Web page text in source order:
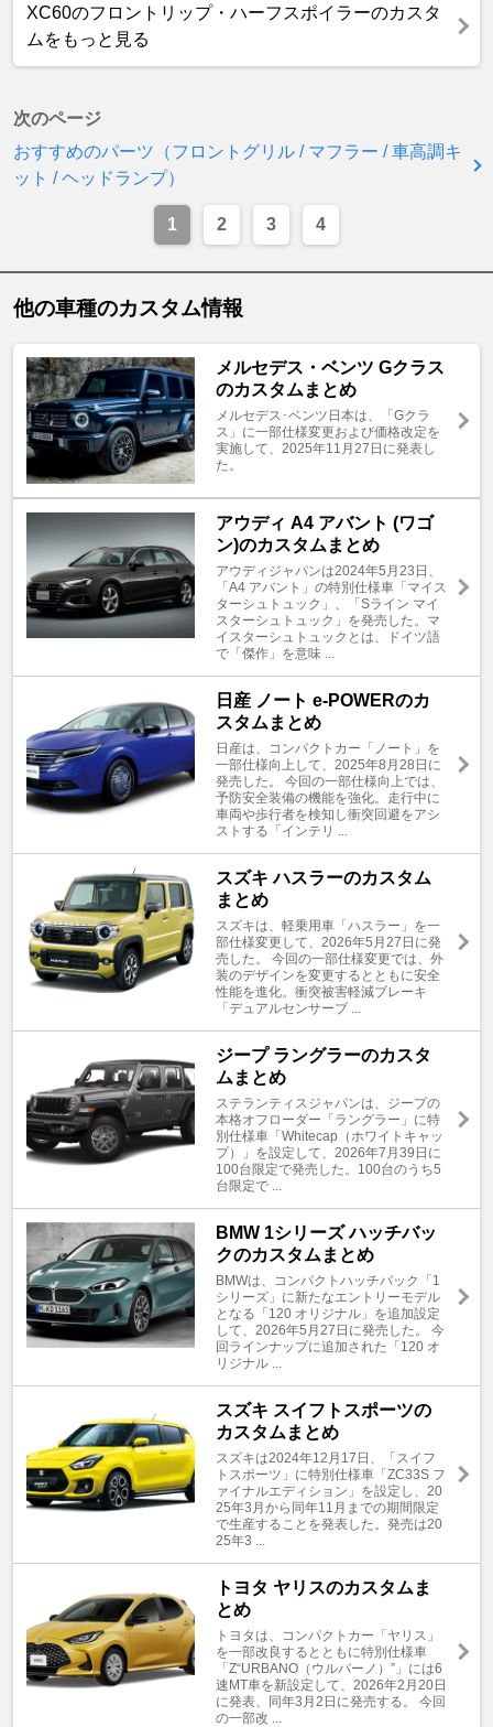
XC60のフロントリップ・ハーフスポイラーのカスタ
ムをもっと見る
次のページ
おすすめのパーツ（フロントグリル / マフラー / 車高調キ
ット / ヘッドランプ）
1 2 3 4
他の車種のカスタム情報
メルセデス・ベンツ Gクラス
のカスタムまとめ
メルセデス･ベンツ日本は、「Gクラ
ス」に一部仕様変更および価格改定を
実施して、2025年11月27日に発表し
た。
アウディ A4 アバント (ワゴ
ン)のカスタムまとめ
アウディジャパンは2024年5月23日、
「A4 アバント」の特別仕様車「マイス
ターシュトュック」、「Sライン マイ
スターシュトュック」を発売した。マ
イスターシュトュックとは、ドイツ語
で「傑作」を意味 ...
日産 ノート e-POWERのカ
スタムまとめ
日産は、コンパクトカー「ノート」を
一部仕様向上して、2025年8月28日に
発売した。 今回の一部仕様向上では、
予防安全装備の機能を強化。走行中に
車両や歩行者を検知し衝突回避をアシ
ストする「インテリ ...
スズキ ハスラーのカスタム
まとめ
スズキは、軽乗用車「ハスラー」を一
部仕様変更して、2026年5月27日に発
売した。 今回の一部仕様変更では、外
装のデザインを変更するとともに安全
性能を進化。衝突被害軽減ブレーキ
「デュアルセンサーブ ...
ジープ ラングラーのカスタ
ムまとめ
ステランティスジャパンは、ジープの
本格オフローダー「ラングラー」に特
別仕様車「Whitecap（ホワイトキャッ
プ）」を設定して、2026年7月39日に
100台限定で発売した。100台のうち5
台限定で ...
BMW 1シリーズ ハッチバッ
クのカスタムまとめ
BMWは、コンパクトハッチバック「1
シリーズ」に新たなエントリーモデル
となる「120 オリジナル」を追加設定
して、2026年5月27日に発売した。 今
回ラインナップに追加された「120 オ
リジナル ...
スズキ スイフトスポーツの
カスタムまとめ
スズキは2024年12月17日、「スイフ
トスポーツ」に特別仕様車「ZC33S フ
ァイナルエディション」を設定し、20
25年3月から同年11月までの期間限定
で生産することを発表した。発売は20
25年3 ...
トヨタ ヤリスのカスタムま
とめ
トヨタは、コンパクトカー「ヤリス」
を一部改良するとともに特別仕様車
「Z“URBANO（ウルバーノ）”」には6
速MT車を新設定して、2026年2月20日
に発表、同年3月2日に発売する。 今回
の一部改 ...